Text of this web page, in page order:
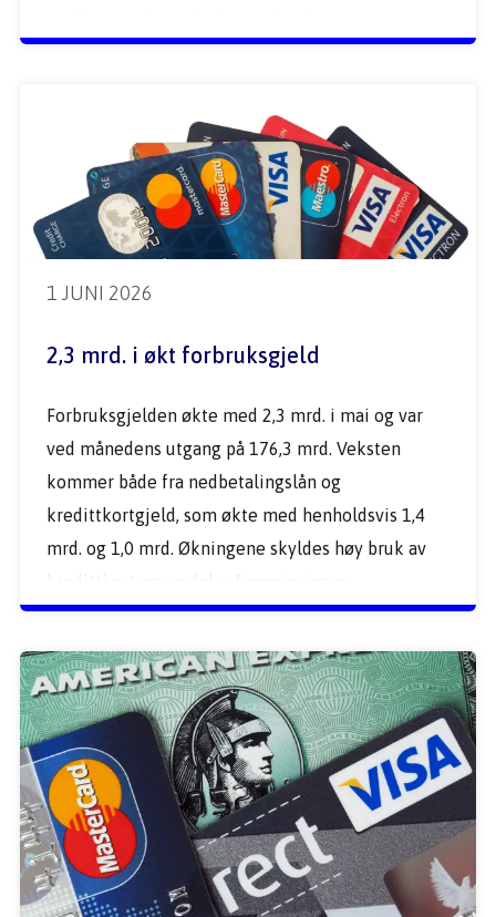
1 JUNI 2026
2,3 mrd. i økt forbruksgjeld
Forbruksgjelden økte med 2,3 mrd. i mai og var
ved månedens utgang på 176,3 mrd. Veksten
kommer både fra nedbetalingslån og
kredittkortgjeld, som økte med henholdsvis 1,4
mrd. og 1,0 mrd. Økningene skyldes høy bruk av
rentebærende kredittkortgjeld til
nedbetalingslån.